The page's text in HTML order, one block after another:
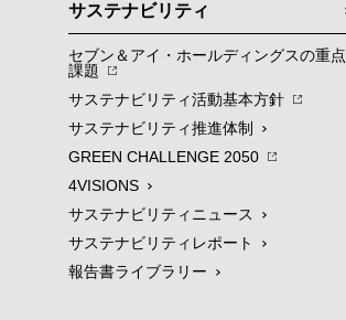
サステナビリティ
セブン＆アイ・ホールディングスの重点
課題
サステナビリティ活動基本方針
サステナビリティ推進体制
GREEN CHALLENGE 2050
4VISIONS
サステナビリティニュース
サステナビリティレポート
報告書ライブラリー